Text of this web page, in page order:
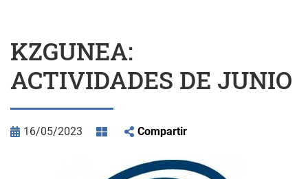
KZGUNEA:
ACTIVIDADES DE JUNIO
16/05/2023 Compartir